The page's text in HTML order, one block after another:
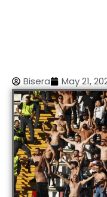
Bisera May 21,